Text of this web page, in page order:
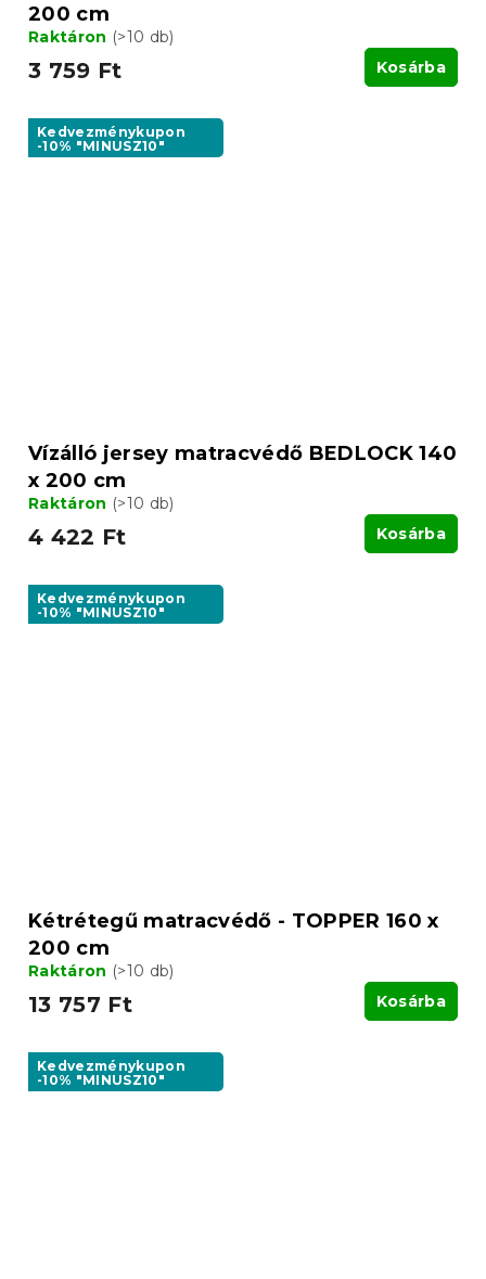
200 cm
Raktáron (>10 db)
3 759 Ft Kosárba
Kedvezménykupon
-10% "MINUSZ10"
Vízálló jersey matracvédő BEDLOCK 140
x 200 cm
Raktáron (>10 db)
4 422 Ft Kosárba
Kedvezménykupon
-10% "MINUSZ10"
Kétrétegű matracvédő - TOPPER 160 x
200 cm
Raktáron (>10 db)
13 757 Ft Kosárba
Kedvezménykupon
-10% "MINUSZ10"